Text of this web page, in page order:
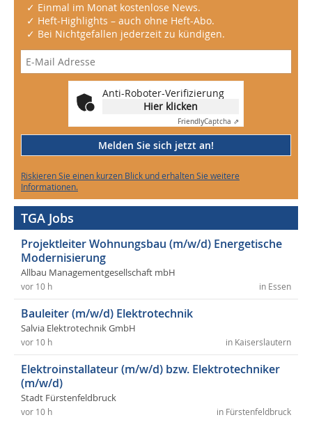
✓ Einmal im Monat kostenlose News.
✓ Heft-Highlights – auch ohne Heft-Abo.
✓ Bei Nichtgefallen jederzeit zu kündigen.
Anti-Roboter-Verifizierung
Hier klicken
FriendlyCaptcha ⇗
Melden Sie sich jetzt an!
Riskieren Sie einen kurzen Blick und erhalten Sie weitere
Informationen.
TGA Jobs
Projektleiter Wohnungsbau (m/w/d) Energetische
Modernisierung
Allbau Managementgesellschaft mbH
in Essen
vor 10 h
Bauleiter (m/w/d) Elektrotechnik
Salvia Elektrotechnik GmbH
in Kaiserslautern
vor 10 h
Elektroinstallateur (m/w/d) bzw. Elektrotechniker
(m/w/d)
Stadt Fürstenfeldbruck
in Fürstenfeldbruck
vor 10 h